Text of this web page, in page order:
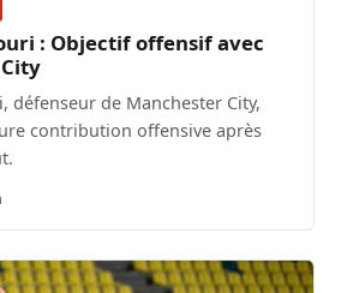
: Objectif offensif avec
défenseur de Manchester City,
contribution offensive après